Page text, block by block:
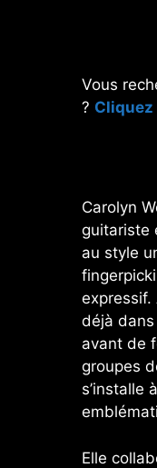
Vous
? Cliquez
Carolyn
guitariste
au style
expressif.
déjà
avant de
groupes
s’installe
Elle